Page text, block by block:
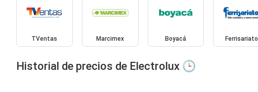
TVentas Marcimex Boyacá Ferrisariato
Historial de precios de Electrolux 🕒